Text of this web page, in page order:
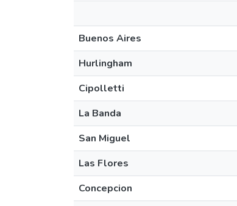
Buenos Aires
Hurlingham
Cipolletti
La Banda
San Miguel
Las Flores
Concepcion